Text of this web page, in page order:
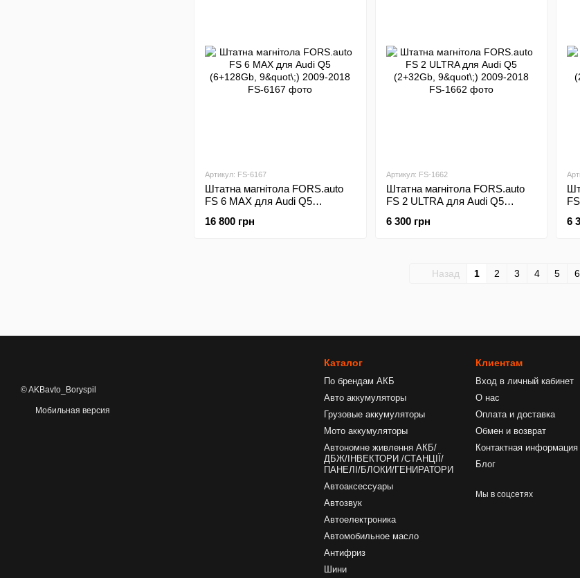
Артикул: FS-6167
Штатна магнітола FORS.auto
FS 6 MAX для Audi Q5
16 800 грн
Артикул: FS-1662
Штатна магнітола FORS.auto
FS 2 ULTRA для Audi Q5
6 300 грн 6
Назад 1 2 3 4 5 6
© AKBavto_Boryspil
Мобильная версия
Каталог
По брендам АКБ
Авто аккумуляторы
Грузовые аккумуляторы
Мото аккумуляторы
Автономне живлення АКБ/
ДБЖ/ІНВЕКТОРИ /СТАНЦІЇ/
ПАНЕЛІ/БЛОКИ/ГЕНИРАТОРИ
Автоаксессуары
Автозвук
Автоелектроника
Автомобильное масло
Антифриз
Шини
Клиентам
Вход в личный кабинет
О нас
Оплата и доставка
Обмен и возврат
Контактная информация
Блог
Мы в соцсетях